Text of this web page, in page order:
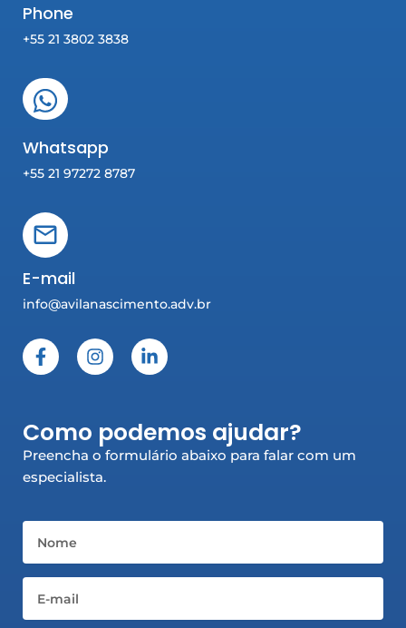
Phone
+55 21 3802 3838
Whatsapp
+55 21 97272 8787
E-mail
info@avilanascimento.adv.br
F
a
o
o
k
-
I
n
g
r
a
L
i
d
i
n
Como podemos ajudar?
Preencha o formulário abaixo para falar com um
especialista.